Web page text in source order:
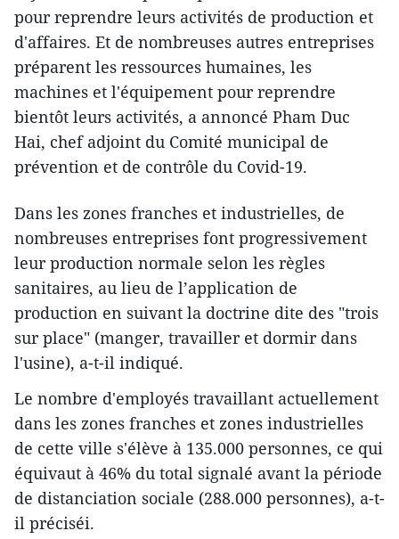
pour reprendre leurs activités de production et
d'affaires. Et de nombreuses autres entreprises
préparent les ressources humaines, les
machines et l'équipement pour reprendre
bientôt leurs activités, a annoncé Pham Duc
Hai, chef adjoint du Comité municipal de
prévention et de contrôle du Covid-19.
Dans les zones franches et industrielles, de
nombreuses entreprises font progressivement
leur production normale selon les règles
sanitaires, au lieu de l’application de
production en suivant la doctrine dite des "trois
sur place" (manger, travailler et dormir dans
l'usine), a-t-il indiqué.
Le nombre d'employés travaillant actuellement
dans les zones franches et zones industrielles
de cette ville s'élève à 135.000 personnes, ce qui
équivaut à 46% du total signalé avant la période
de distanciation sociale (288.000 personnes), a-t-
il préciséi.